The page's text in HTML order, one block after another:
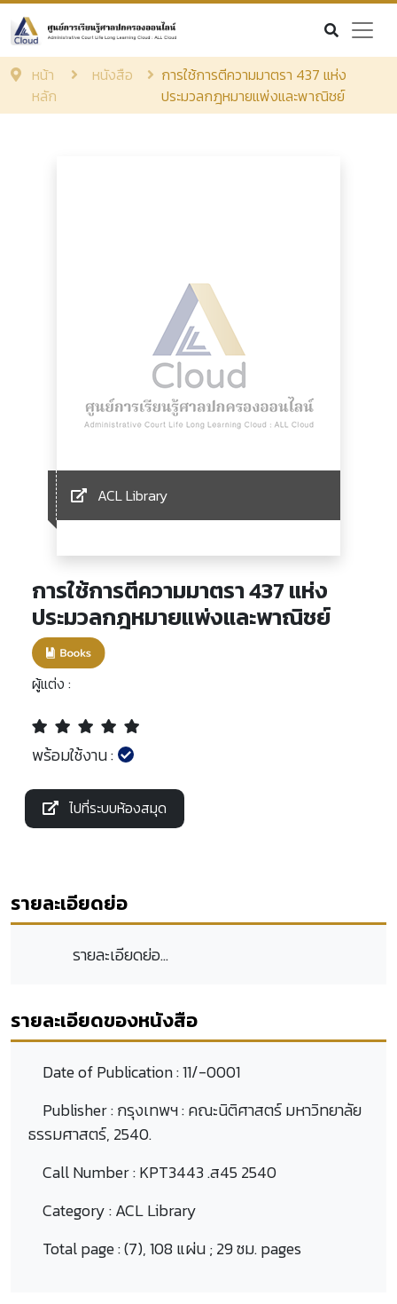
หน้า
หลัก
หนังสือ
การใช้การตีความมาตรา 437 แห่ง
ประมวลกฎหมายแพ่งและพาณิชย์
ACL Library
การใช้การตีความมาตรา 437 แห่ง
ประมวลกฎหมายแพ่งและพาณิชย์
ผู้แต่ง :
พร้อมใช้งาน :
ไปที่ระบบห้องสมุด
รายละเอียดย่อ
รายละเอียดย่อ...
รายละเอียดของหนังสือ
Date of Publication :11/-0001
Publisher :กรุงเทพฯ : คณะนิติศาสตร์ มหาวิทยาลัย
ธรรมศาสตร์, 2540.
Call Number :KPT3443 .ส45 2540
Category :ACL Library
Total page :(7), 108 แผ่น ; 29 ซม. pages